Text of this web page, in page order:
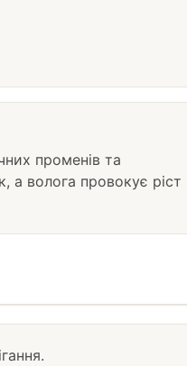
променів та
а волога провокує ріст